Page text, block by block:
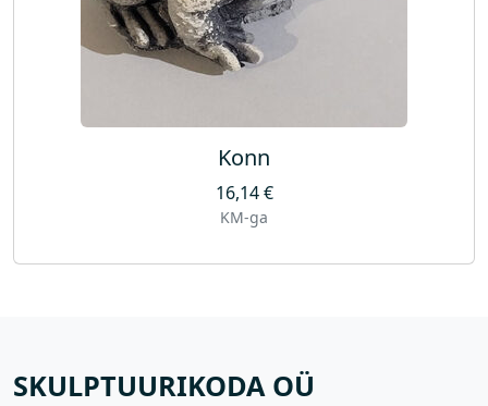
Konn
16,14€
KM-ga
SKULPTUURIKODA OÜ